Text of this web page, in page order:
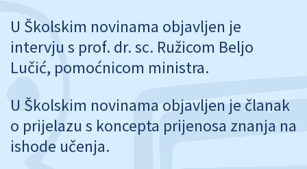
U Školskim novinama objavljen je
intervju s prof. dr. sc. Ružicom Beljo
Lučić, pomoćnicom ministra.
U Školskim novinama objavljen je članak
o prijelazu s koncepta prijenosa znanja na
ishode učenja.